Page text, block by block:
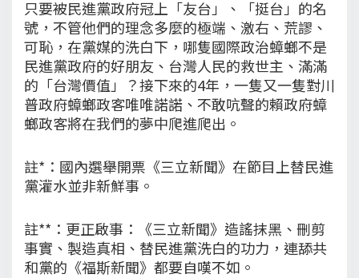
只要被民進黨政府冠上「友台」、「挺台」的名
號，不管他們的理念多麼的極端、激右、荒謬、
可恥，在黨媒的洗白下，哪隻國際政治蟑螂不是
民進黨政府的好朋友、台灣人民的救世主、滿滿
的「台灣價值」？接下來的4年，一隻又一隻對川
普政府蟑螂政客唯唯諾諾、不敢吭聲的賴政府蟑
螂政客將在我們的夢中爬進爬出。
註*：國內選舉開票《三立新聞》在節目上替民進
黨灌水並非新鮮事。
註**：更正啟事：《三立新聞》造謠抹黑、刪剪
事實、製造真相、替民進黨洗白的功力，連舔共
和黨的《福斯新聞》都要自嘆不如。